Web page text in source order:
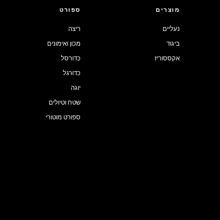
מוצרים
נעליים
ביגוד
אקססוריז
ספורט
ריצה
מכון ואימונים
כדורסל
כדורגל
יוגה
שטח וטיולים
ספורט מוטורי